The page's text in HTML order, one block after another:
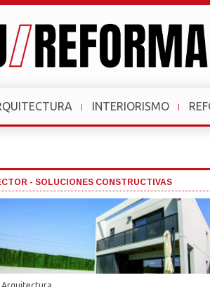
INTERIORISMO
- SOLUCIONES CONSTRUCTIVAS